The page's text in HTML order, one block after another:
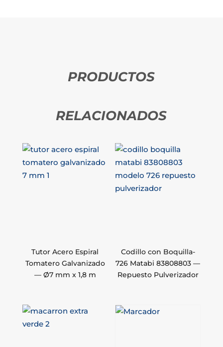
PRODUCTOS
RELACIONADOS
Tutor Acero Espiral
Tomatero Galvanizado
— Ø7 mm x 1,8 m
Codillo con Boquilla-
726 Matabi 83808803 —
Repuesto Pulverizador